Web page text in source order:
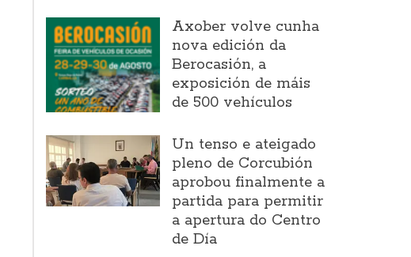
Axober volve cunha
nova edición da
Berocasión, a
exposición de máis
de 500 vehículos
Un tenso e ateigado
pleno de Corcubión
aprobou finalmente a
partida para permitir
a apertura do Centro
de Día